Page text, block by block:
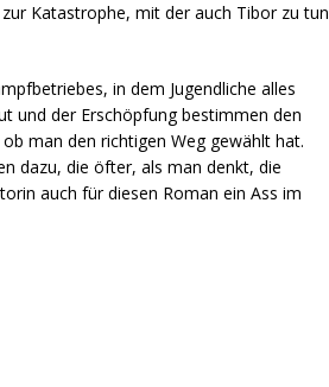
Katastrophe, mit der auch Tibor zu tun
in dem Jugendliche alles
und der Erschöpfung bestimmen den
man den richtigen Weg gewählt hat.
dazu, die öfter, als man denkt, die
auch für diesen Roman ein Ass im